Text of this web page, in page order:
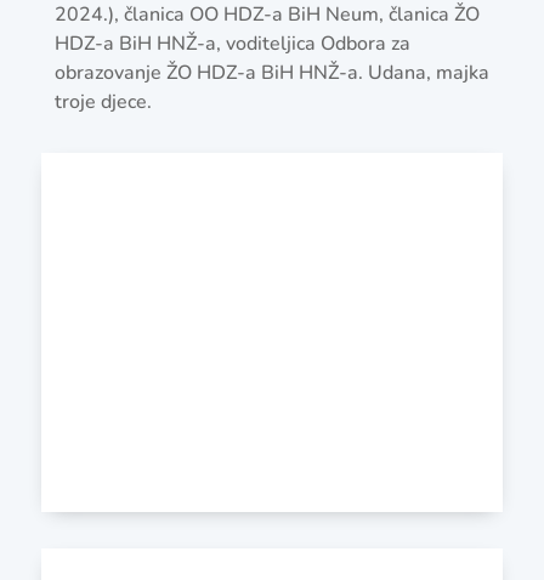
2024.), članica OO HDZ-a BiH Neum, članica ŽO
HDZ-a BiH HNŽ-a, voditeljica Odbora za
obrazovanje ŽO HDZ-a BiH HNŽ-a. Udana, majka
troje djece.